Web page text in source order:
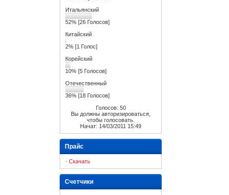
Итальянский
52% [26 Голосов]
Китайский
2% [1 Голос]
Корейский
10% [5 Голосов]
Отечественный
36% [18 Голосов]
Голосов: 50
Вы должны авторизироваться,
чтобы голосовать.
Начат: 14/03/2011 15:49
Прайс
· Скачать
Счетчики